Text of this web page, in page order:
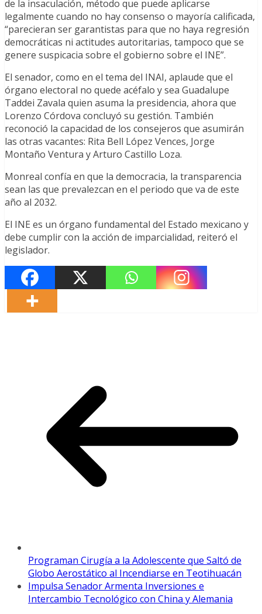
de la insaculación, método que puede aplicarse
legalmente cuando no hay consenso o mayoría calificada,
“parecieran ser garantistas para que no haya regresión
democráticas ni actitudes autoritarias, tampoco que se
genere suspicacia sobre el gobierno sobre el INE”.
El senador, como en el tema del INAI, aplaude que el
órgano electoral no quede acéfalo y sea Guadalupe
Taddei Zavala quien asuma la presidencia, ahora que
Lorenzo Córdova concluyó su gestión. También
reconoció la capacidad de los consejeros que asumirán
las otras vacantes: Rita Bell López Vences, Jorge
Montaño Ventura y Arturo Castillo Loza.
Monreal confía en que la democracia, la transparencia
sean las que prevalezcan en el periodo que va de este
año al 2032.
El INE es un órgano fundamental del Estado mexicano y
debe cumplir con la acción de imparcialidad, reiteró el
legislador.
Programan Cirugía a la Adolescente que Saltó de
Globo Aerostático al Incendiarse en Teotihuacán
Impulsa Senador Armenta Inversiones e
Intercambio Tecnológico con China y Alemania